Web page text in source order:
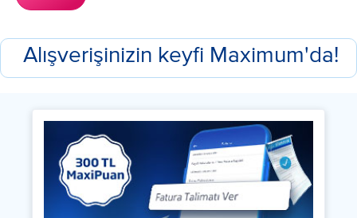
Alışverişinizin keyfi Maximum'da!